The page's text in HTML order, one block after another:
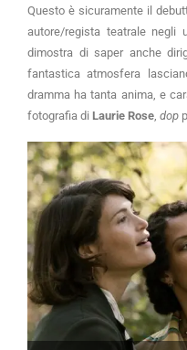
Questo è sicuramente il
autore/regista teatrale negli
dimostra di saper anche
fantastica atmosfera
dramma ha tanta anima, e
fotografia di Laurie Rose dop